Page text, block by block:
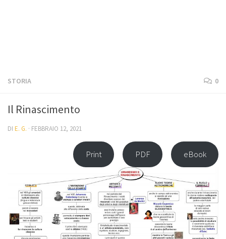
STORIA 0
Il Rinascimento
DI E. G. · FEBBRAIO 12, 2021
Print PDF eBook